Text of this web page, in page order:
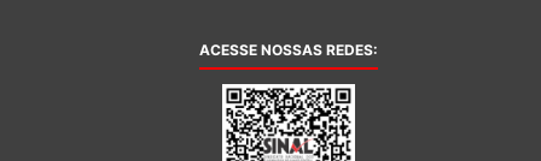
ACESSE NOSSAS REDES: